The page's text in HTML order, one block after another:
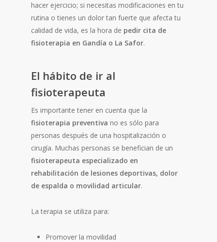
hacer ejercicio; si necesitas modificaciones en tu
rutina o tienes un dolor tan fuerte que afecta tu
calidad de vida, es la hora de pedir cita de
fisioterapia en Gandía o La Safor.
El hábito de ir al
fisioterapeuta
Es importante tener en cuenta que la
fisioterapia preventiva no es sólo para
personas después de una hospitalización o
cirugía. Muchas personas se benefician de un
fisioterapeuta especializado en
rehabilitación de lesiones deportivas, dolor
de espalda o movilidad articular.
La terapia se utiliza para:
Promover la movilidad